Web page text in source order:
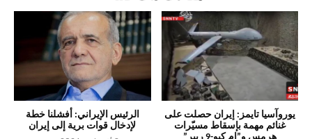
يوروآسيا تايمز: إيران حصلت على
غنائم مهمة بإسقاط مسيّرات
الرئيس الإيراني: أفشلنا خطة
لإدخال قوات برية إلى إيران